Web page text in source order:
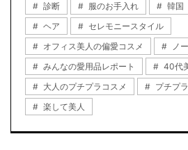
診断 服のお手入れ 韓国
ヘア
セレモニースタイル
オフィス美人の偏愛コスメ
ノ
みんなの愛用品レポート
40代
大人のプチプラコスメ
プチプラ
楽して美人